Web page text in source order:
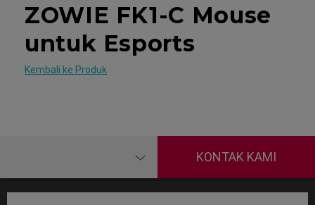
ZOWIE FK1-C Mouse
untuk Esports
Kembali ke Produk
KONTAK KAMI